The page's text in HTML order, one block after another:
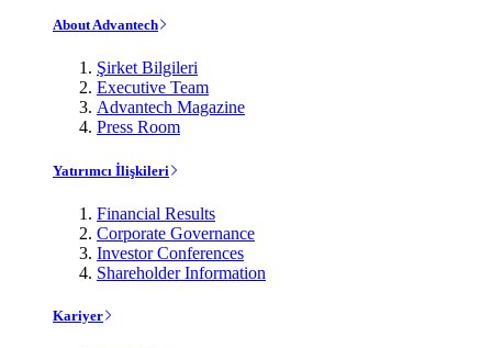
About Advantech
Şirket Bilgileri
Executive Team
Advantech Magazine
Press Room
Yatırımcı İlişkileri
Financial Results
Corporate Governance
Investor Conferences
Shareholder Information
Kariyer